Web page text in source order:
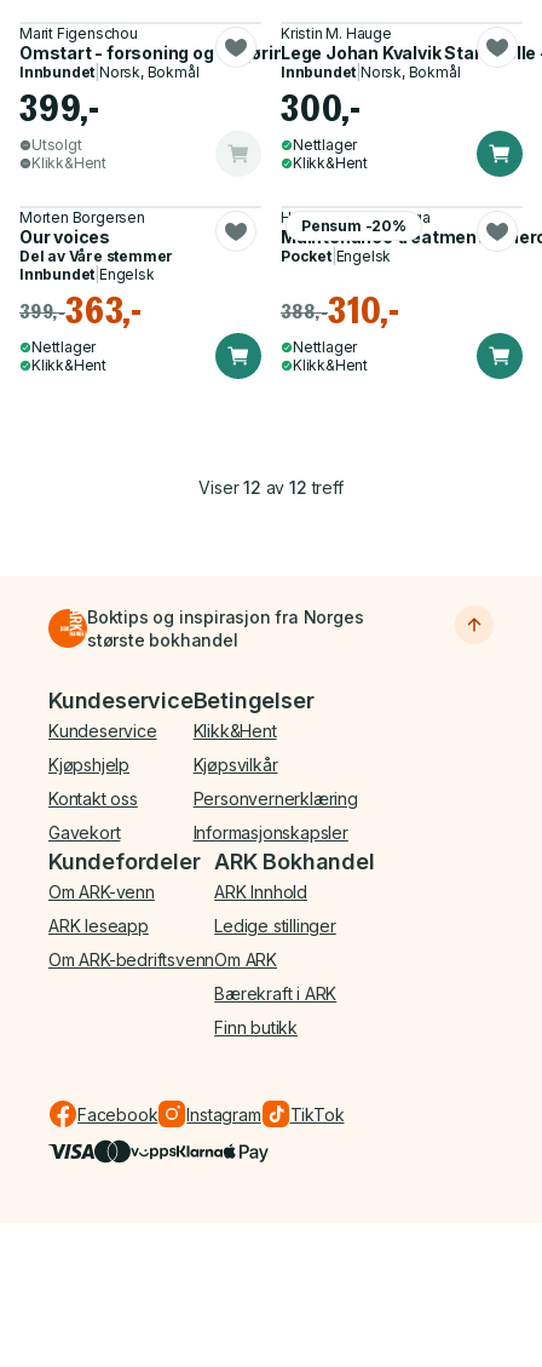
Marit Figenschou
Omstart - forsoning og frigjøring
Innbundet |Norsk, Bokmål
399,-
Utsolgt
Klikk&Hent
Kristin M. Hauge
Lege Johan Kvalvik
Innbundet |Norsk, Bokmål
300,-
Nettlager
Klikk&Hent
Morten Borgersen
Our voices
Del av Våre stemmer
Innbundet |Engelsk
399,-363,-
Nettlager
Klikk&Hent
Pensum -20%
Helge Waal, Egil Haga
Maintenance treatment of
Pocket| Engelsk
388,-310,-
Nettlager
Klikk&Hent
Viser12 av 12 treff
Boktips og inspirasjon fra Norges
største bokhandel
Bunnmeny
Kundeservice
Kundeservice
Kjøpshjelp
Kontakt oss
Gavekort
Betingelser
Klikk&Hent
Kjøpsvilkår
Personvernerklæring
Informasjonskapsler
Kundefordeler
Om ARK-venn
ARK leseapp
Om ARK-bedriftsvenn
ARK Bokhandel
ARK Innhold
Ledige stillinger
Om ARK
Bærekraft i ARK
Finn butikk
Facebook Instagram TikTok